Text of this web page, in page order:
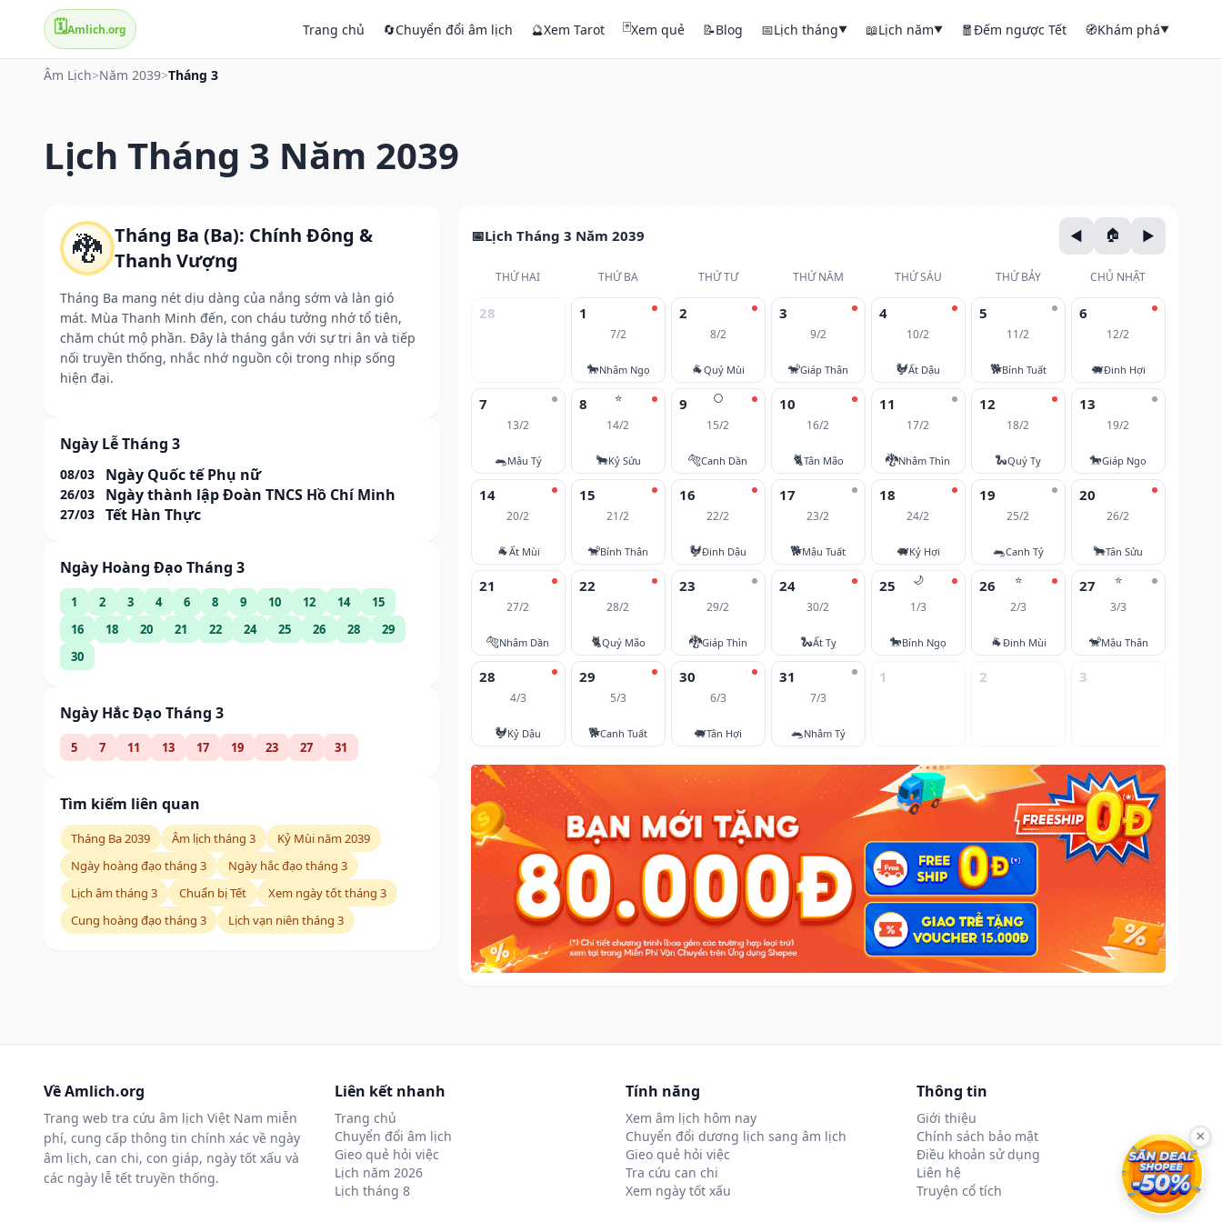
🗓️Amlich.org Trang chủ 🔄Chuyển đổi âm lịch 🔮Xem Tarot 🃏Xem quẻ 📝Blog 📅Lịch tháng▼ 📖Lịch năm▼ 🧧Đếm ngược Tết 🧭Khám phá▼
Âm Lịch>Năm 2039>Tháng 3
Lịch Tháng 3 Năm 2039
🐉 Tháng Ba (Ba): Chính Đông &
Thanh Vượng
Tháng Ba mang nét dịu dàng của nắng sớm và làn gió
mát. Mùa Thanh Minh đến, con cháu tưởng nhớ tổ tiên,
chăm chút mộ phần. Đây là tháng gắn với sự tri ân và tiếp
nối truyền thống, nhắc nhớ nguồn cội trong nhịp sống
hiện đại.
Ngày Lễ Tháng 3
08/03 Ngày Quốc tế Phụ nữ
26/03 Ngày thành lập Đoàn TNCS Hồ Chí Minh
27/03 Tết Hàn Thực
Ngày Hoàng Đạo Tháng 3
1 2 3 4 6 8 9 10 12 14
15
16
18 20 21 22 24 25 26 28
29
30
Ngày Hắc Đạo Tháng 3
5 7 11 13 17 19 23 27 31
Tìm kiếm liên quan
Tháng Ba 2039 Âm lịch tháng 3
Kỷ Mùi năm 2039
Ngày hoàng đạo tháng 3
Ngày hắc đạo tháng 3
Lịch âm tháng 3
Chuẩn bị Tết
Xem ngày tốt tháng 3
Cung hoàng đạo tháng 3
Lịch vạn niên tháng 3
Lịch Tháng 3 Năm 2039
THỨ HAI THỨ BA THỨ TƯ THỨ NĂM THỨ SÁU THỨ BẢY CHỦ NHẬT
28 1
7/2
🐎Nhâm Ngọ
2
8/2
🐐Quý Mùi
3
9/2
🐒Giáp Thân
4
10/2
🐓Ất Dậu
5
11/2
🐕Bính Tuất
6
12/2
🐖Đinh Hợi
7
13/2
🐀Mậu Tý
⭐
8
14/2
🐂Kỷ Sửu
🌕
9
15/2
🐅Canh Dần
10
16/2
🐈Tân Mão
11
17/2
🐉Nhâm Thìn
12
18/2
🐍Quý Tỵ
13
19/2
🐎Giáp Ngọ
14
20/2
🐐Ất Mùi
15
21/2
🐒Bính Thân
16
22/2
🐓Đinh Dậu
17
23/2
🐕Mậu Tuất
18
24/2
🐖Kỷ Hợi
19
25/2
🐀Canh Tý
20
26/2
🐂Tân Sửu
21
27/2
🐅Nhâm Dần
22
28/2
🐈Quý Mão
23
29/2
🐉Giáp Thìn
24
30/2
🐍Ất Tỵ
🌙
25
1/3
🐎Bính Ngọ
⭐
26
2/3
🐐Đinh Mùi
⭐
27
3/3
🐒Mậu Thân
28
4/3
🐓Kỷ Dậu
29
5/3
🐕Canh Tuất
30
6/3
🐖Tân Hợi
31
7/3
🐀Nhâm Tý
1 2 3
Về Amlich.org
Trang web tra cứu âm lịch Việt Nam miễn
phí, cung cấp thông tin chính xác về ngày
âm lịch, can chi, con giáp, ngày tốt xấu và
các ngày lễ tết truyền thống.
Liên kết nhanh
Trang chủ
Chuyển đổi âm lịch
Gieo quẻ hỏi việc
Lịch năm 2026
Lịch tháng 8
Tính năng
Xem âm lịch hôm nay
Chuyển đổi dương lịch sang âm lịch
Gieo quẻ hỏi việc
Tra cứu can chi
Xem ngày tốt xấu
Thông tin
Giới thiệu
Chính sách bảo mật
Điều khoản sử dụng
Liên hệ
Truyện cổ tích
×